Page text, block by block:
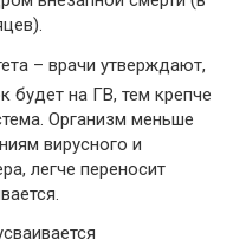
– врачи утверждают,
будет на ГВ, тем крепче
Организм меньше
вирусного и
легче переносит